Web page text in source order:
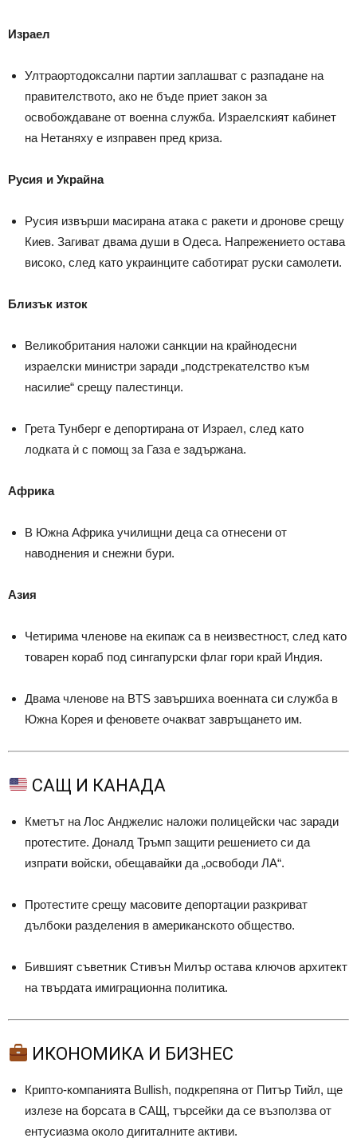
Израел
Ултраортодоксални партии заплашват с разпадане на
правителството, ако не бъде приет закон за
освобождаване от военна служба. Израелският кабинет
на Нетаняху е изправен пред криза.
Русия и Украйна
Русия извърши масирана атака с ракети и дронове срещу
Киев. Загиват двама души в Одеса. Напрежението остава
високо, след като украинците саботират руски самолети.
Близък изток
Великобритания наложи санкции на крайнодесни
израелски министри заради „подстрекателство към
насилие“ срещу палестинци.
Грета Тунберг е депортирана от Израел, след като
лодката ѝ с помощ за Газа е задържана.
Африка
В Южна Африка училищни деца са отнесени от
наводнения и снежни бури.
Азия
Четирима членове на екипаж са в неизвестност, след като
товарен кораб под сингапурски флаг гори край Индия.
Двама членове на BTS завършиха военната си служба в
Южна Корея и феновете очакват завръщането им.
САЩ И КАНАДА
Кметът на Лос Анджелис наложи полицейски час заради
протестите. Доналд Тръмп защити решението си да
изпрати войски, обещавайки да „освободи ЛА“.
Протестите срещу масовите депортации разкриват
дълбоки разделения в американското общество.
Бившият съветник Стивън Милър остава ключов архитект
на твърдата имиграционна политика.
ИКОНОМИКА И БИЗНЕС
Крипто-компанията Bullish, подкрепяна от Питър Тийл, ще
излезе на борсата в САЩ, търсейки да се възползва от
ентусиазма около дигиталните активи.